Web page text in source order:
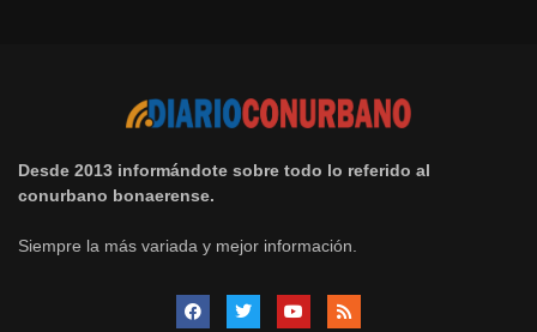
Desde 2013 informándote sobre todo lo referido al
conurbano bonaerense.
Siempre la más variada y mejor información.